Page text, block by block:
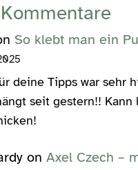
So klebt man ein
deine Tipps war sehr
seit gestern!! Kann
on Axel Czech –